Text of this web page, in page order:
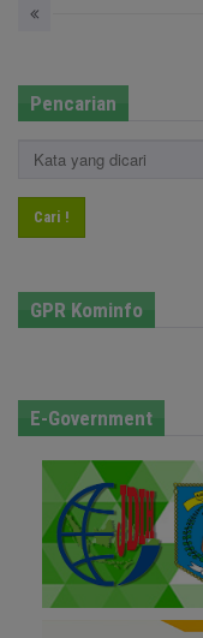
Pencarian
Cari !
GPR Kominfo
E-Government